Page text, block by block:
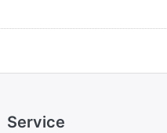
Service